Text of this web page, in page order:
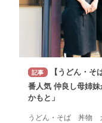
記事
【うどん・そ
番人気 仲良し母姉
かもと」
うどん・そば 丼物